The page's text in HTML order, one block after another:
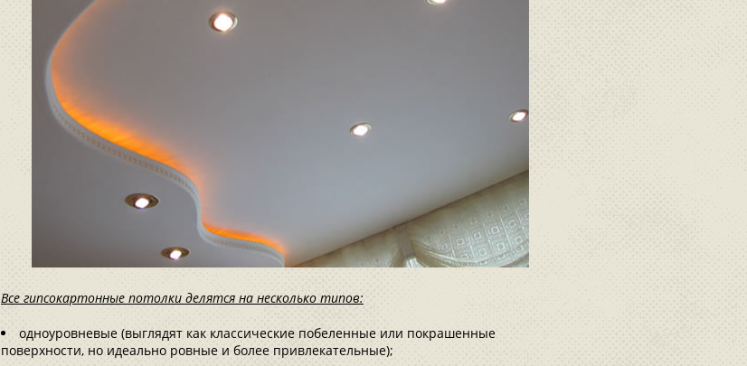
Все гипсокартонные потолки делятся на несколько типов:
одноуровневые (выглядят как классические побеленные или покрашенные
поверхности, но идеально ровные и более привлекательные);